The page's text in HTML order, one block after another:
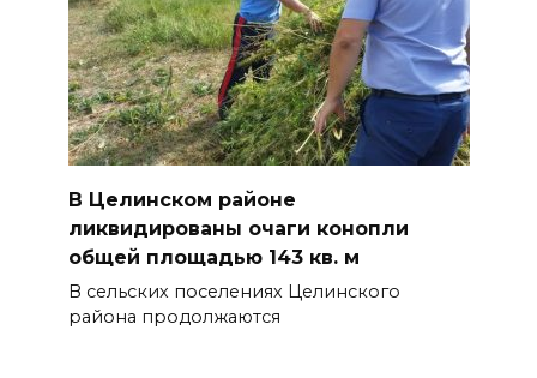
В Целинском районе
ликвидированы очаги конопли
общей площадью 143 кв. м
В сельских поселениях Целинского
района продолжаются